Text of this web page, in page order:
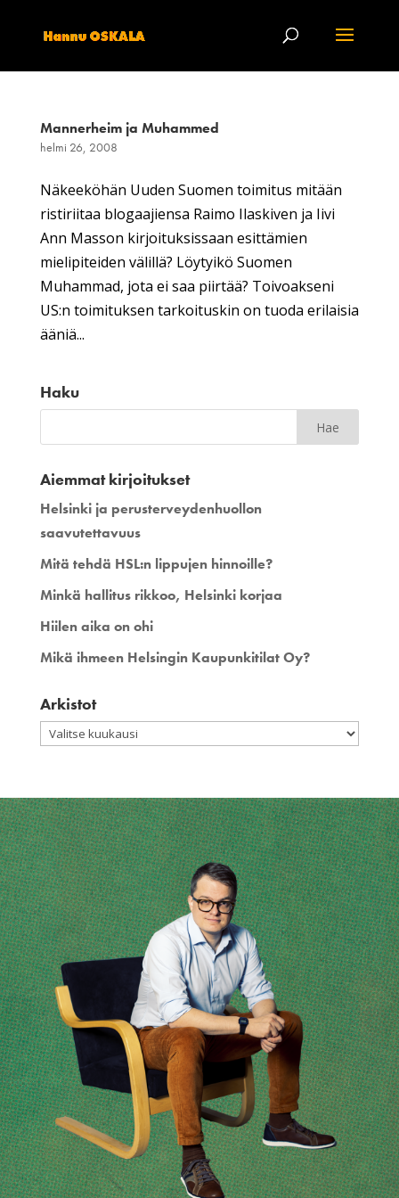
Mannerheim ja Muhammed
helmi 26, 2008
Näkeeköhän Uuden Suomen toimitus mitään
ristiriitaa blogaajiensa Raimo Ilaskiven ja Iivi
Ann Masson kirjoituksissaan esittämien
mielipiteiden välillä? Löytyikö Suomen
Muhammad, jota ei saa piirtää? Toivoakseni
US:n toimituksen tarkoituskin on tuoda erilaisia
ääniä...
Haku
Aiemmat kirjoitukset
Helsinki ja perusterveydenhuollon
saavutettavuus
Mitä tehdä HSL:n lippujen hinnoille?
Minkä hallitus rikkoo, Helsinki korjaa
Hiilen aika on ohi
Mikä ihmeen Helsingin Kaupunkitilat Oy?
Arkistot
Arkistot